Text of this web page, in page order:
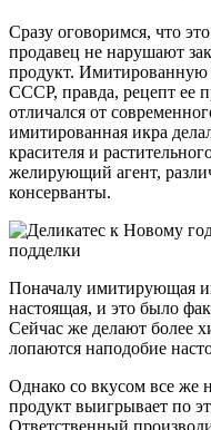
Сразу оговоримся, что
продавец не нарушают
продукт.
СССР, правда, рецепт ее
отличался от
имитированная икра
красителя и
желирующий агент,
консерванты.
Поначалу имитирующая
настоящая, и это было
Сейчас же делают более
лопаются наподобие
Однако со вкусом все же
продукт выигрывает по
Ответственный